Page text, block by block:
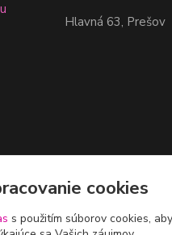
Hlavná 63, Prešov
cookies
s použitím súborov cookies,